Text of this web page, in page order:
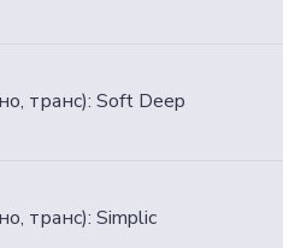
транс): Soft Deep
транс): Simplic